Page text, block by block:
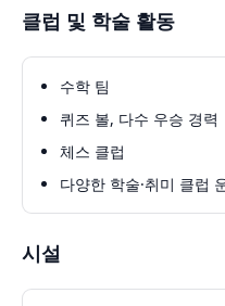
클럽 및 학술 활동
수학 팀
퀴즈 볼, 다수 우승 경력
체스 클럽
다양한 학술·취미 클럽
시설